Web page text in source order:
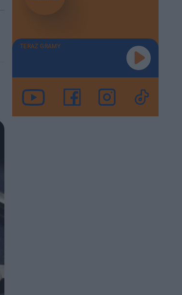
TERAZ GRAMY